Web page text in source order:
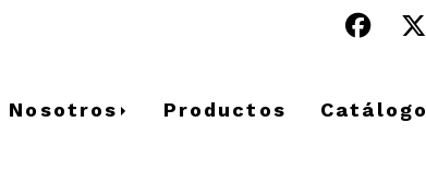
Nosotros Productos Catálogo